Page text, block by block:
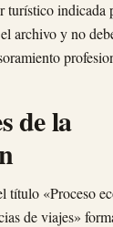
turístico indicada
archivo y no
de la
título «Proceso
de viajes»